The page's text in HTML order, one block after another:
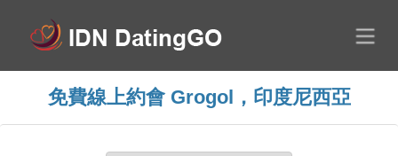
免費線上約會 Grogol，印度尼西亞